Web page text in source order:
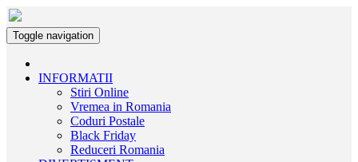
Toggle navigation
INFORMATII
Stiri Online
Vremea in Romania
Coduri Postale
Black Friday
Reduceri Romania